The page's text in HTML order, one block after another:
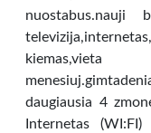
kiemas,vieta
daugiausia 4
Internetas